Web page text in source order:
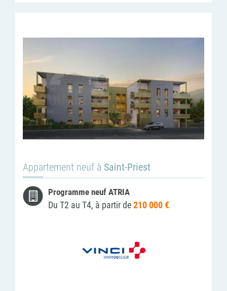
Appartement neuf à Saint-Priest
Programme neuf ATRIA
Du T2 au T4, à partir de210 000 €